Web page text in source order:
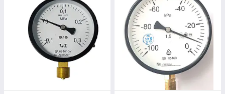
Тип скла: Технічне
Матеріал механізму: Латунь
Вакуумметри використовуються для вимірювання
вакуумметричного тиску неагресивних до мідних сплавів,
рідких і газоподібних середовищ з температурою до 150°C.
Корпус вакуумметрів в стандартному виконанні виготовлений
із сталі, механізм - з латунного сплаву. Принцип дії
заснований на залежності деформації чутливого елемента
від вимірюваного тиску. В якості чутливого елемента